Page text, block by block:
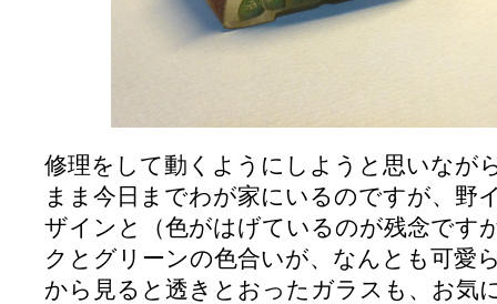
修理をして動くようにしようと思いなが
まま今日までわが家にいるのですが、野
ザインと（色がはげているのが残念です
クとグリーンの色合いが、なんとも可愛
から見ると透きとおったガラスも、お気